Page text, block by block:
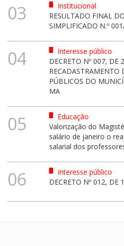
03
Institucional
RESULTADO FINAL
SIMPLIFICADO N.º
04
Interesse público
DECRETO Nº 007, DE
RECADASTRAMENTO
PÚBLICOS DO
MA
05
Educação
Valorização do
salário de janeiro o
salarial dos
06
Interesse público
DECRETO Nº 012, DE